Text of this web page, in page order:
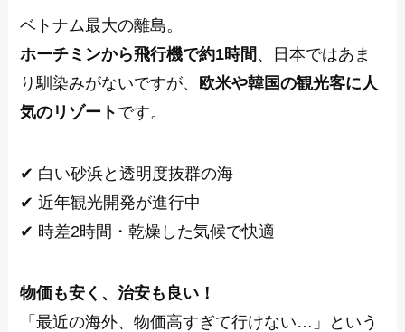
ベトナム最大の離島。
ホーチミンから飛行機で約1時間 、日本ではあま
り馴染みがないですが、
欧米や韓国の観光客に人
気のリゾート です。
✔ 白い砂浜と透明度抜群の海
✔ 近年観光開発が進行中
✔ 時差2時間・乾燥した気候で快適
物価も安く、治安も良い！
「最近の海外、物価高すぎて行けない…」という